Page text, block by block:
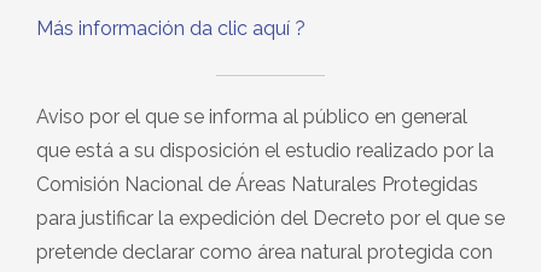
Más información da clic aquí ?
Aviso por el que se informa al público en general
que está a su disposición el estudio realizado por la
Comisión Nacional de Áreas Naturales Protegidas
para justificar la expedición del Decreto por el que se
pretende declarar como área natural protegida con